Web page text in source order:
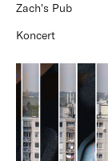
Zach's Pub
Koncert